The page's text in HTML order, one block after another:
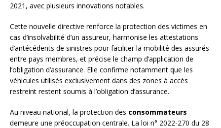
2021, avec plusieurs innovations notables.
Cette nouvelle directive renforce la protection des victimes en
cas d’insolvabilité d’un assureur, harmonise les attestations
d’antécédents de sinistres pour faciliter la mobilité des assurés
entre pays membres, et précise le champ d’application de
l’obligation d’assurance. Elle confirme notamment que les
véhicules utilisés exclusivement dans des zones à accès
restreint restent soumis à l’obligation d’assurance.
Au niveau national, la protection des consommateurs
demeure une préoccupation centrale. La loi n° 2022-270 du 28